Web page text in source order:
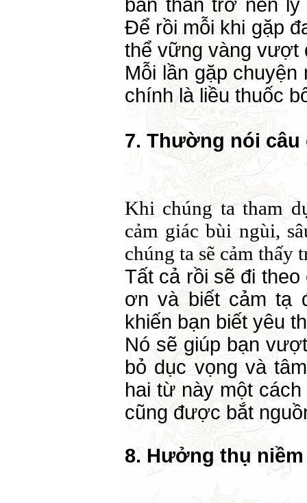
Để rồi mỗi khi gặp
thể vững vàng vượt
Mỗi lần gặp
chính là liều thuốc
7. Thường nói câu
Khi chúng ta tham
cảm giác bùi ngùi,
chúng ta sẽ cảm thấy
Tất cả rồi sẽ đi
ơn và biết cảm tạ
khiến bạn biết yêu
Nó sẽ giúp bạn
bỏ dục vọng và
hai từ này một
cũng được bắt
8. Hưởng thụ